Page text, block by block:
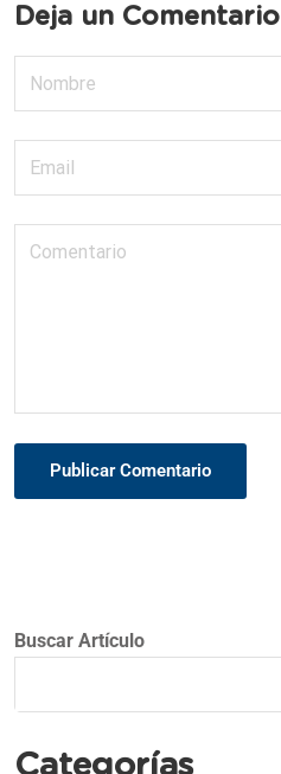
Deja un Comentario
Publicar Comentario
Buscar Artículo
Categorías